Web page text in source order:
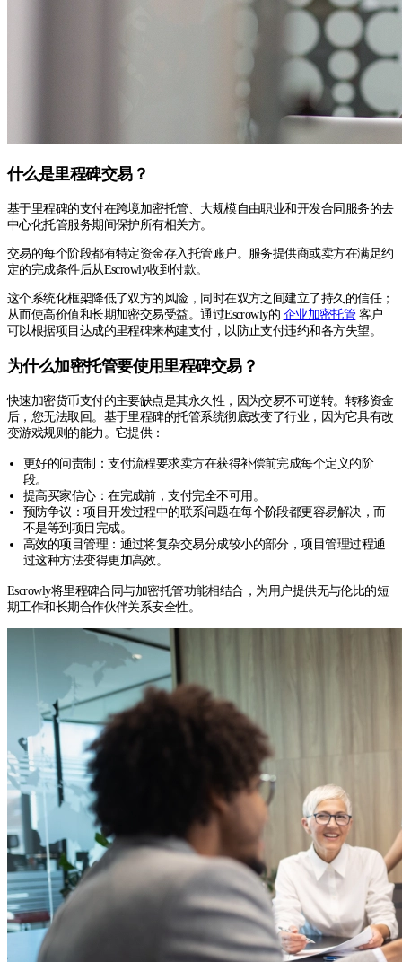
什么是里程碑交易？
基于里程碑的支付在跨境加密托管、大规模自由职业和开发合同服务的去
中心化托管服务期间保护所有相关方。
交易的每个阶段都有特定资金存入托管账户。服务提供商或卖方在满足约
定的完成条件后从Escrowly收到付款。
这个系统化框架降低了双方的风险，同时在双方之间建立了持久的信任；
从而使高价值和长期加密交易受益。通过Escrowly的 企业加密托管 客户
可以根据项目达成的里程碑来构建支付，以防止支付违约和各方失望。
为什么加密托管要使用里程碑交易？
快速加密货币支付的主要缺点是其永久性，因为交易不可逆转。转移资金
后，您无法取回。基于里程碑的托管系统彻底改变了行业，因为它具有改
变游戏规则的能力。它提供：
更好的问责制：支付流程要求卖方在获得补偿前完成每个定义的阶
段。
提高买家信心：在完成前，支付完全不可用。
预防争议：项目开发过程中的联系问题在每个阶段都更容易解决，而
不是等到项目完成。
高效的项目管理：通过将复杂交易分成较小的部分，项目管理过程通
过这种方法变得更加高效。
Escrowly将里程碑合同与加密托管功能相结合，为用户提供无与伦比的短
期工作和长期合作伙伴关系安全性。